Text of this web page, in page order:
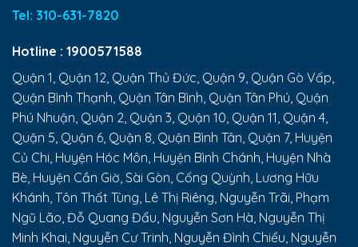
Tel: 310-631-7820
Hotline : 1900571588
Quận 1, Quận 12, Quận Thủ Đức, Quận 9, Quận Gò Vấp,
Quận Bình Thạnh, Quận Tân Bình, Quận Tân Phú, Quận
Phú Nhuận, Quận 2, Quận 3, Quận 10, Quận 11, Quận 4,
Quận 5, Quận 6, Quận 8, Quận Bình Tân, Quận 7, Huyện
Củ Chi, Huyện Hóc Môn, Huyện Bình Chánh, Huyện Nhà
Bè, Huyện Cần Giờ, Sài Gòn, Cống Quỳnh, Lương Hữu
Khánh, Tôn Thất Tùng, Lê Thị Riêng, Nguyễn Trãi, Phạm
Ngũ Lão, Đỗ Quang Đẩu, Nguyễn Sơn Hà, Nguyễn Thị
Minh Khai, Nguyễn Cư Trinh, Nguyễn Đình Chiểu, Nguyễn